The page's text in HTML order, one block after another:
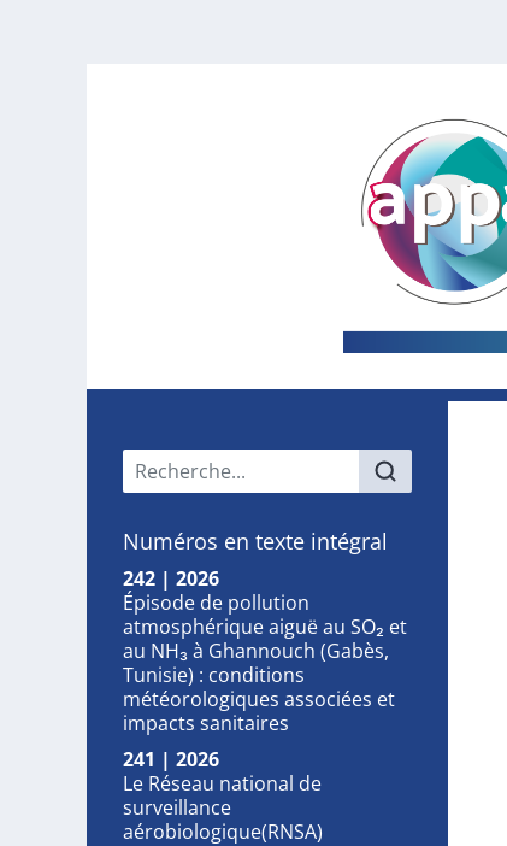
Menu principal
Numéros en texte intégral
242 | 2026
Épisode de pollution
atmosphérique aiguë au SO₂ et
au NH₃ à Ghannouch (Gabès,
Tunisie) : conditions
météorologiques associées et
impacts sanitaires
241 | 2026
Le Réseau national de
surveillance
aérobiologique(RNSA)